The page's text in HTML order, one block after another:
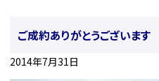
ご成約ありがとうございます
2014年7月31日